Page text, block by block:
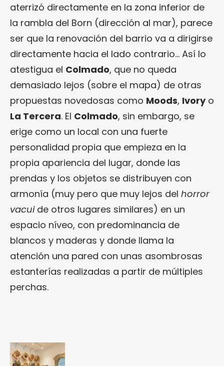
aterrizó directamente en la zona inferior de
la rambla del Born (dirección al mar), parece
ser que la renovación del barrio va a dirigirse
directamente hacia el lado contrario… Así lo
atestigua el Colmado, que no queda
demasiado lejos (sobre el mapa) de otras
propuestas novedosas como Moods, Ivoryo
La Tercera. El Colmado, sin embargo, se
erige como un local con una fuerte
personalidad propia que empieza en la
propia apariencia del lugar, donde las
prendas y los objetos se distribuyen con
armonía (muy pero que muy lejos del horror
vacuide otros lugares similares) en un
espacio níveo, con predominancia de
blancos y maderas y donde llama la
atención una pared con unas asombrosas
estanterías realizadas a partir de múltiples
perchas.